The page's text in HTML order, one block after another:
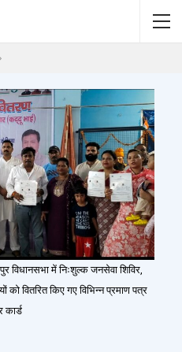
में निःशुल्क जनसेवा शिविर,
को वितरित किए गए विभिन्न प्रमाण पत्र